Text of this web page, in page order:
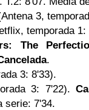
3,
temporada 1:
The
.
3: 8'33).
3: 7'22).
serie: 7'34.